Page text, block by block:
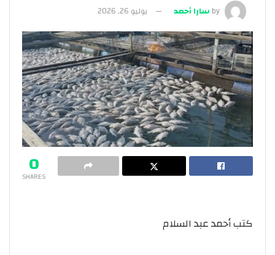
byسارا أحمد يوليو 26, 2026
0
SHARES
كتب أحمد عبد السلام